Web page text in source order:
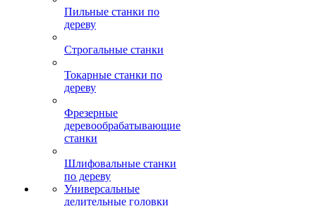
Пильные станки по
дереву
Строгальные станки
Токарные станки по
дереву
Фрезерные
деревообрабатывающие
станки
Шлифовальные станки
по дереву
Универсальные
делительные головки